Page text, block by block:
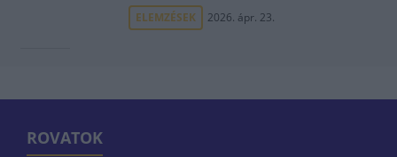
ELEMZÉSEK 2026. ápr. 23.
ROVATOK